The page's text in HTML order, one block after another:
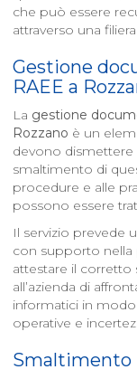
che può essere
attraverso una
Gestione
RAEE a
La gestione
Rozzano è un
devono
smaltimento di
procedure e alle
possono essere
Il servizio prevede
con supporto nella
attestare il
all’azienda di
informatici in
operative e
Smaltimento